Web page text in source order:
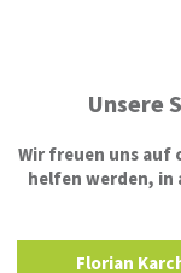
Unsere
Wir freuen uns auf
helfen werden, in
Florian